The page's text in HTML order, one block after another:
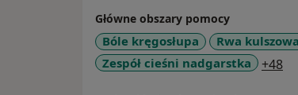
Główne obszary pomocy
Bóle kręgosłupa Rwa kulszowa
Zespół cieśni nadgarstka
+48